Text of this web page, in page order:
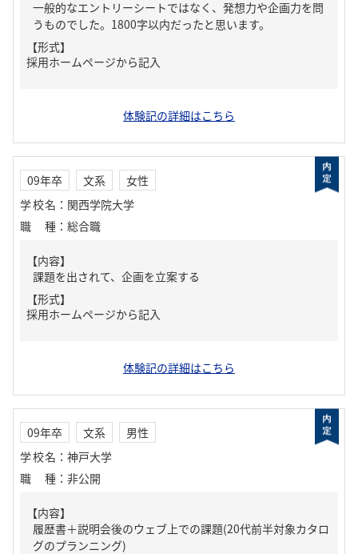
一般的なエントリーシートではなく、発想力や企画力を問
うものでした。1800字以内だったと思います。
【形式】
採用ホームページから記入
体験記の詳細はこちら
09年卒 文系
女性
学校名 ： 関西学院大学
職種 ： 総合職
【内容】
課題を出されて、企画を立案する
【形式】
採用ホームページから記入
体験記の詳細はこちら
09年卒 文系
男性
学校名 ： 神戸大学
職種 ： 非公開
【内容】
履歴書＋説明会後のウェブ上での課題(20代前半対象カタロ
グのプランニング)